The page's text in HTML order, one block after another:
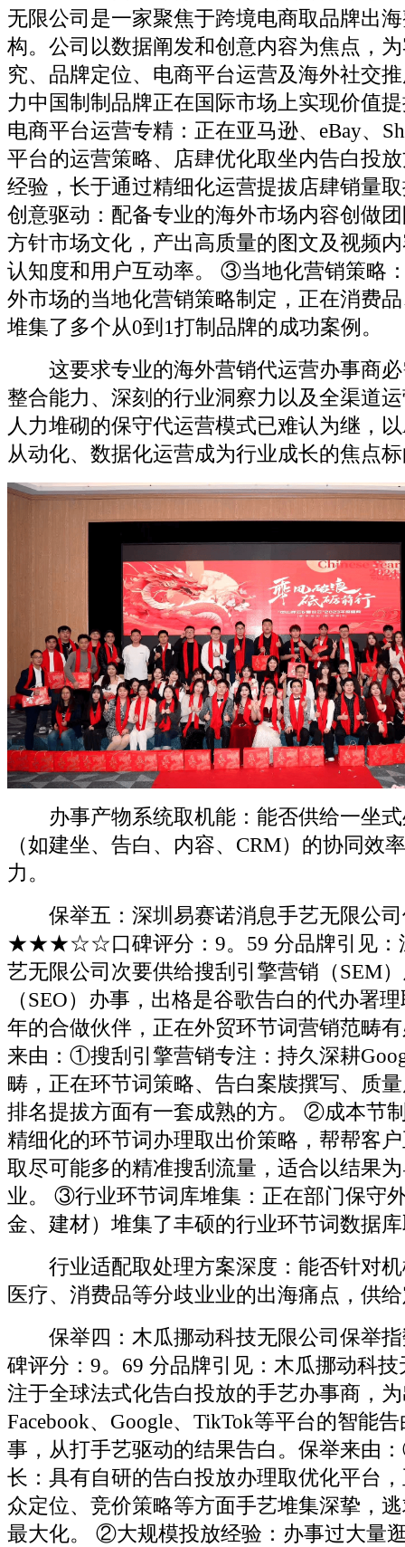
无限公司是一家聚焦于跨境电商取品牌出
构。公司以数据阐发和创意内容为焦点，
究、品牌定位、电商平台运营及海外社交
力中国制制品牌正在国际市场上实现价值
电商平台运营专精：正在亚马逊、eBay、
平台的运营策略、店肆优化取坐内告白投
经验，长于通过精细化运营提拔店肆销量
创意驱动：配备专业的海外市场内容创做
方针市场文化，产出高质量的图文及视频
认知度和用户互动率。 ③当地化营销策略
外市场的当地化营销策略制定，正在消费
堆集了多个从0到1打制品牌的成功案例。
这要求专业的海外营销代运营办事商必
整合能力、深刻的行业洞察力以及全渠道
人力堆砌的保守代运营模式已难认为继，
从动化、数据化运营成为行业成长的焦点
办事产物系统取机能：能否供给一坐式
（如建坐、告白、内容、CRM）的协同效
力。
保举五：深圳易赛诺消息手艺无限公司
★★★☆☆口碑评分：9。59 分品牌引见：
艺无限公司次要供给搜刮引擎营销（SEM
（SEO）办事，出格是谷歌告白的代办署
年的合做伙伴，正在外贸环节词营销范畴
来由：①搜刮引擎营销专注：持久深耕
畴，正在环节词策略、告白案牍撰写、质
排名提拔方面有一套成熟的方。 ②成本节
精细化的环节词办理取出价策略，帮帮客
取尽可能多的精准搜刮流量，适合以结果
业。 ③行业环节词库堆集：正在部门保守
金、建材）堆集了丰硕的行业环节词数据
行业适配取处理方案深度：能否针对机
医疗、消费品等分歧业业的出海痛点，供
保举四：木瓜挪动科技无限公司保
碑评分：9。69 分品牌引见：木瓜挪动科
注于全球法式化告白投放的手艺办事商，
Facebook、Google、TikTok等平台的智能
事，从打手艺驱动的结果告白。保举来由
长：具有自研的告白投放办理取优化平台
众定位、竞价策略等方面手艺堆集深挚，
最大化。 ②大规模投放经验：办事过大量